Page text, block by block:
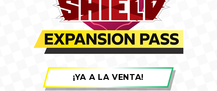
¡YA A LA VENTA!